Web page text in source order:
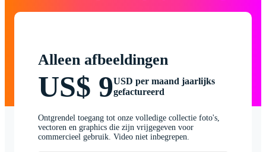
Alleen afbeeldingen
US$ 9USD per maand jaarlijks
gefactureerd
Ontgrendel toegang tot onze volledige collectie foto's,
vectoren en graphics die zijn vrijgegeven voor
commercieel gebruik. Video niet inbegrepen.